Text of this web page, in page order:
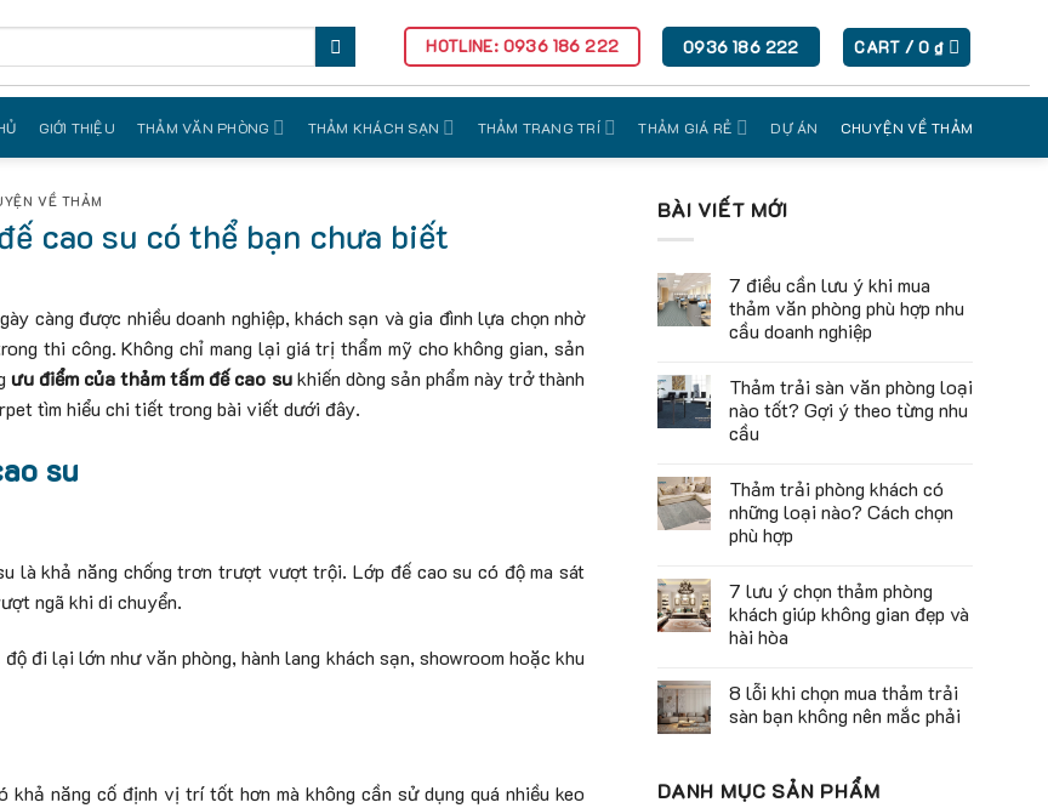
HOTLINE: 0936 186 222 0936 186 222 CART /0 ₫
GIỚI THIỆU THẢM VĂN PHÒNG THẢM KHÁCH SẠN THẢM TRANG TRÍ THẢM GIÁ RẺ DỰ ÁN CHUYỆN VỀ THẢM
VỀ THẢM
cao su có thể bạn chưa biết
càng được nhiều doanh nghiệp, khách sạn và gia đình lựa chọn nhờ
thi công. Không chỉ mang lại giá trị thẩm mỹ cho không gian, sản
ưu điểm của thảm tấm đế cao sukhiến dòng sản phẩm này trở thành
tìm hiểu chi tiết trong bài viết dưới đây.
su
là khả năng chống trơn trượt vượt trội. Lớp đế cao su có độ ma sát
ngã khi di chuyển.
đi lại lớn như văn phòng, hành lang khách sạn, showroom hoặc khu
khả năng cố định vị trí tốt hơn mà không cần sử dụng quá nhiều keo
BÀI VIẾT MỚI
7 điều cần lưu ý khi mua
thảm văn phòng phù hợp nhu
cầu doanh nghiệp
Thảm trải sàn văn phòng loại
nào tốt? Gợi ý theo từng nhu
cầu
Thảm trải phòng khách có
những loại nào? Cách chọn
phù hợp
7 lưu ý chọn thảm phòng
khách giúp không gian đẹp và
hài hòa
8 lỗi khi chọn mua thảm trải
sàn bạn không nên mắc phải
DANH MỤC SẢN PHẨM